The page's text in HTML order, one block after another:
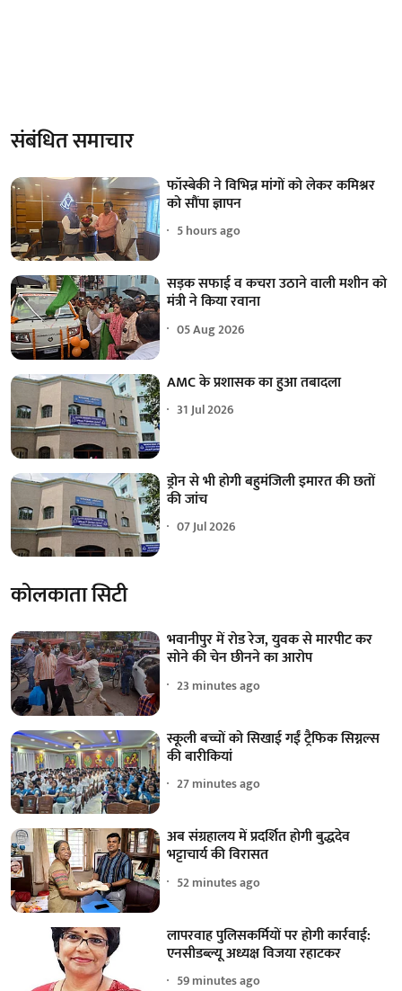
संबंधित समाचार
फॉस्बेकी ने विभिन्न मांगों को लेकर कमिश्नर
को सौंपा ज्ञापन
5 hours ago
सड़क सफाई व कचरा उठाने वाली मशीन को
मंत्री ने किया रवाना
05 Aug 2026
AMC के प्रशासक का हुआ तबादला
31 Jul 2026
ड्रोन से भी होगी बहुमंजिली इमारत की छतों
की जांच
07 Jul 2026
कोलकाता सिटी
भवानीपुर में रोड रेज, युवक से मारपीट कर
सोने की चेन छीनने का आरोप
23 minutes ago
स्कूली बच्चों को सिखाई गईं ट्रैफिक सिग्नल्स
की बारीकियां
27 minutes ago
अब संग्रहालय में प्रदर्शित होगी बुद्धदेव
भट्टाचार्य की विरासत
52 minutes ago
लापरवाह पुलिसकर्मियों पर होगी कार्रवाई:
एनसीडब्ल्यू अध्यक्ष विजया रहाटकर
59 minutes ago